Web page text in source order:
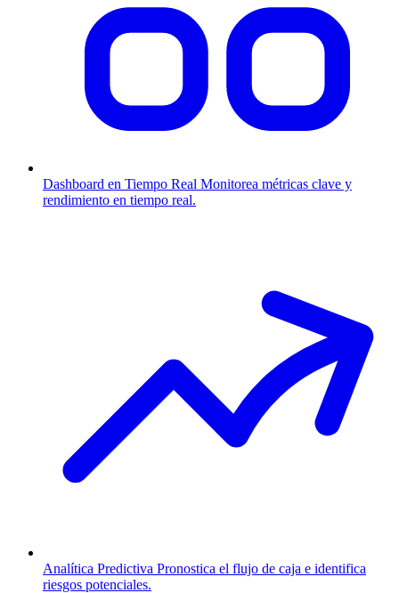
Dashboard en Tiempo Real Monitorea métricas clave y
rendimiento en tiempo real.
Analítica Predictiva Pronostica el flujo de caja e identifica
riesgos potenciales.